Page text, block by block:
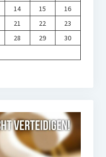
14 15
16
21 22
23
28 29
30